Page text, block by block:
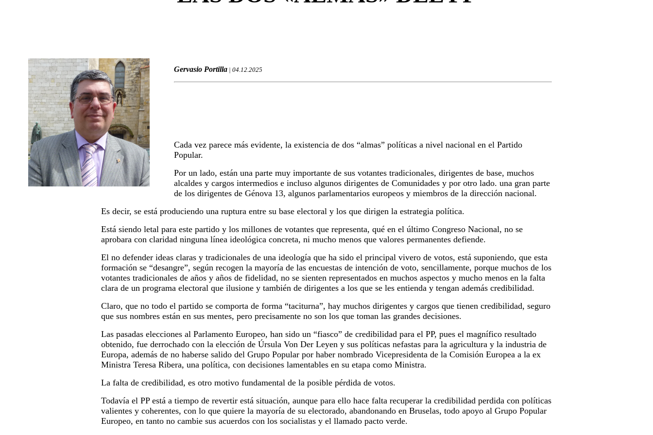
Gervasio Portilla | 04.12.2025
Cada vez parece más evidente, la existencia de dos “almas” políticas a nivel nacional en el Partido
Popular.
Por un lado, están una parte muy importante de sus votantes tradicionales, dirigentes de base, muchos
alcaldes y cargos intermedios e incluso algunos dirigentes de Comunidades y por otro lado. una gran parte
de los dirigentes de Génova 13, algunos parlamentarios europeos y miembros de la dirección nacional.
Es decir, se está produciendo una ruptura entre su base electoral y los que dirigen la estrategia política.
Está siendo letal para este partido y los millones de votantes que representa, qué en el último Congreso Nacional, no se
aprobara con claridad ninguna línea ideológica concreta, ni mucho menos que valores permanentes defiende.
El no defender ideas claras y tradicionales de una ideología que ha sido el principal vivero de votos, está suponiendo, que esta
formación se “desangre”, según recogen la mayoría de las encuestas de intención de voto, sencillamente, porque muchos de los
votantes tradicionales de años y años de fidelidad, no se sienten representados en muchos aspectos y mucho menos en la falta
clara de un programa electoral que ilusione y también de dirigentes a los que se les entienda y tengan además credibilidad.
Claro, que no todo el partido se comporta de forma “taciturna”, hay muchos dirigentes y cargos que tienen credibilidad, seguro
que sus nombres están en sus mentes, pero precisamente no son los que toman las grandes decisiones.
Las pasadas elecciones al Parlamento Europeo, han sido un “fiasco” de credibilidad para el PP, pues el magnífico resultado
obtenido, fue derrochado con la elección de Úrsula Von Der Leyen y sus políticas nefastas para la agricultura y la industria de
Europa, además de no haberse salido del Grupo Popular por haber nombrado Vicepresidenta de la Comisión Europea a la ex
Ministra Teresa Ribera, una política, con decisiones lamentables en su etapa como Ministra.
La falta de credibilidad, es otro motivo fundamental de la posible pérdida de votos.
Todavía el PP está a tiempo de revertir está situación, aunque para ello hace falta recuperar la credibilidad perdida con políticas
valientes y coherentes, con lo que quiere la mayoría de su electorado, abandonando en Bruselas, todo apoyo al Grupo Popular
Europeo, en tanto no cambie sus acuerdos con los socialistas y el llamado pacto verde.